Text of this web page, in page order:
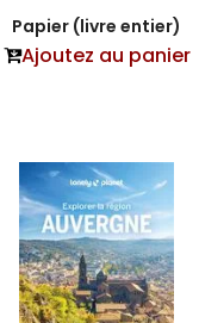
Papier (livre entier)
Ajoutez au panier